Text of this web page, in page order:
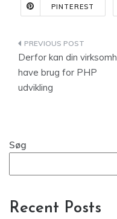
PINTEREST
Derfor kan din
have brug for PHP
udvikling
Søg
Recent Posts